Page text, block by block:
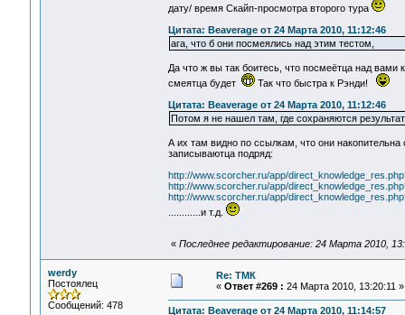
дату/ время Скайп-просмотра второго тура
Цитата: Beaverage от 24 Марта 2010, 11:12:46
ага, что б они посмеялись над этим тестом,
Да что ж вы так боитесь, что посмеётца над
смеятца будет
Так что быстра к Рэнди!
Цитата: Beaverage от 24 Марта 2010, 11:12:46
Потом я не нашел там, где сохраняются
А их там видно по ссылкам, что они
записываютца подряд:
http://www.scorcher.ru/app/
http://www.scorcher.ru/app/
http://www.scorcher.ru/app/
............и т.д.
« Последнее редактирование: 24 Марта 2010,
werdy
Постоялец
Сообщений: 478
Re: ТМК
« Ответ #269 : 24 Марта 2010, 13:20:11 »
Цитата: Beaverage от 24 Марта 2010, 11:14:57